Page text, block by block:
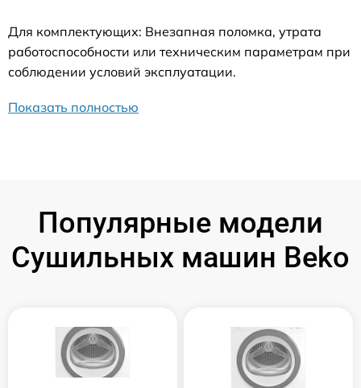
Для комплектующих: Внезапная поломка, утрата
работоспособности или техническим параметрам при
соблюдении условий эксплуатации.
Показать полностью
Популярные модели
Сушильных машин Beko